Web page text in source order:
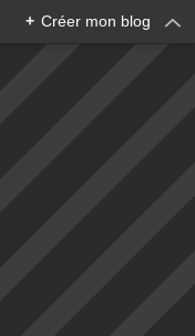
+ Créer mon blog